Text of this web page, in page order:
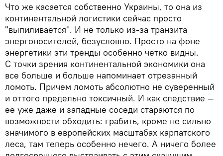
Что же касается собственно Украины, то она из
континентальной логистики сейчас просто
"выпиливается". И не только из-за транзита
энергоносителей, безусловно. Просто на фоне
энергетики эти тренды особенно четко видны.
С точки зрения континентальной экономики она
все больше и больше напоминает отрезанный
ломоть. Причем ломоть абсолютно не суверенный
и оттого предельно токсичный. И как следствие —
ее уже даже и западные соседи стараются по
возможности обходить: грабить, кроме не сильно
значимого в европейских масштабах карпатского
леса, там теперь особенно нечего. А ничего более